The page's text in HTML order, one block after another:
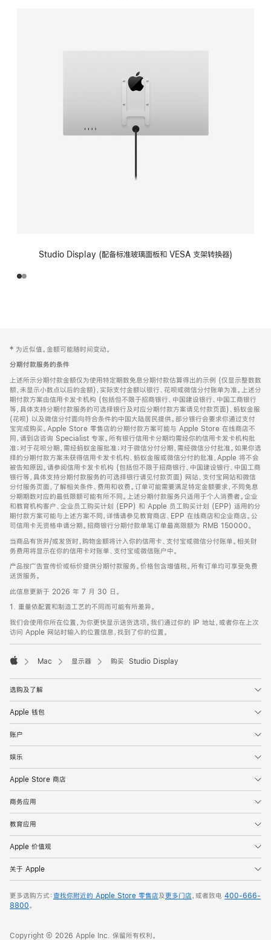
Studio Display (配备标准玻璃面板和 VESA 支架转换器)
页
页
脚
注
‡ 为近似值。金额可能随时间变动。
分期付款服务的条件
上述所示分期付款金额仅为使用特定期数免息分期付款估算得出的示例 (仅显示整数数
额，未显示小数点以后的金额)，实际支付金额以银行、花呗或微信分付账单为准。上述分
期付款方案由信用卡发卡机构 (包括但不限于招商银行、中国建设银行、中国工商银行
等，具体支持分期付款服务的可选择银行及对应分期付款方案请见付款页面)、蚂蚁金服
(花呗) 以及微信分付面向符合条件的中国大陆居民提供。部分银行会要求你通过支付
宝完成购买。Apple Store 零售店的分期付款方案可能与 Apple Store 在线商店不
同，请到店咨询 Specialist 专家。所有银行信用卡分期均需经你的信用卡发卡机构批
准；对于花呗分期，需经蚂蚁金服批准；对于微信分付分期，需经微信分付批准。如果你选
择的分期付款方案未获得信用卡发卡机构、蚂蚁金服或微信分付的批准，Apple 将不会
被告知原因。请参阅信用卡发卡机构 (包括但不限于招商银行、中国建设银行、中国工商
银行等，具体支持分期付款服务的可选择银行请见付款页面) 网站、支付宝网站和微信
分付服务页面，了解相关条件、费用和收费。订单可能需要满足特定金额要求，不同免息
分期期数对应的最低限额可能有所不同。上述分期付款服务只适用于个人消费者。企业
和教育机构客户、企业员工购买计划 (EPP) 和 Apple 员工购买计划 (EPP) 适用的分
期付款方案可能与上述方案不同，详情请参见教育商店、EPP 在线商店和企业商店。公
司信用卡无资格申请分期。招商银行分期付款单笔订单最高限额为 RMB 150000。
当商品有货并/或发货时，购物金额将计入你的信用卡、支付宝或微信分付账单。相关财
务费用将显示在你的信用卡对账单、支付宝或微信账户中。
产品按广告宣传价或标价提供分期付款服务。价格包含增值税。所有订单均可享受免费
送货服务。
此信息更新于 2026 年 7 月 30 日。
1. 重量依配置和制造工艺的不同而可能有所差异。
我们会使用你所在位置，为你更快显示送货选项。我们通过你的 IP 地址，或者你在上次
访问 Apple 网站时输入的位置信息，找到了你的位置。
Mac 显示器 购买 Studio Display
选购及了解
Apple 钱包
账户
娱乐
Apple Store 商店
商务应用
教育应用
Apple 价值观
关于 Apple
更多选购方式：查找你附近的 Apple Store 零售店及更多门店，或者致电 400-666-
8800。
Copyright © 2026 Apple Inc. 保留所有权利。